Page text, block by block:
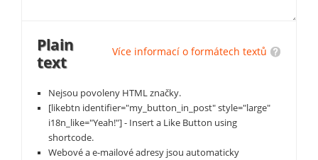
Více informací o formátech textů
Plain
text
Nejsou povoleny HTML značky.
[likebtn identifier="my_button_in_post" style="large"
i18n_like="Yeah!"] - Insert a Like Button using
shortcode.
Webové a e-mailové adresy jsou automaticky